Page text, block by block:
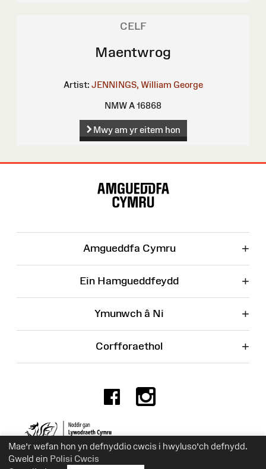
Mae’r wefan hon yn defnyddio cwcis i hwyluso’ch defnydd.
Gweld ein Polisi Cwcis
CELF
Maentwrog
Artist: JENNINGS, William George
NMW A 16868
Mwy am yr eitem hon
Amgueddfa Cymru +
Ein Hamgueddfeydd +
Ymunwch â Ni +
Corfforaethol +
Facebook
Rhif Elusen 525774